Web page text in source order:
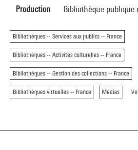
Production Bibliothèque publique
Bibliothèques -- Services aux publics -- France
Bibliothèques -- Activités culturelles -- France
Bibliothèques -- Gestion des collections -- France
Bibliothèques virtuelles -- France Médias